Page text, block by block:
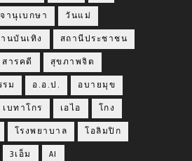
านุเบกษา วันแม่
นบันเทิง สถานีประชาชน
สารคดี สุขภาพจิต
รม อ.อ.ป. อบายมุข
เบทาโกร เอไอ โกง
โรงพยาบาล โอลิมปิก
3เอ็ม AI